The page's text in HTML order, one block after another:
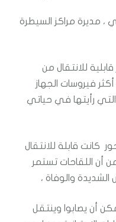
مراكز السيطرة
للانتقال من
فيروسات الجهاز
رأيتها في حياتي
قابلة للانتقال
اللقاحات تستمر
والوفاة ،
يصابوا وينتقل